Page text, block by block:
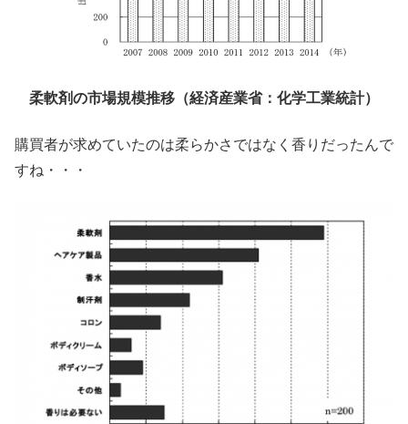
柔軟剤の市場規模推移（経済産業省：化学工業統計）
購買者が求めていたのは柔らかさではなく香りだったんで
すね・・・